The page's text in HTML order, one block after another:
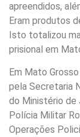
apreendidos,
Eram produtos
Isto totalizou
prisional em
Em Mato
pela Secretaria
do Ministério de
Polícia Militar
Operações